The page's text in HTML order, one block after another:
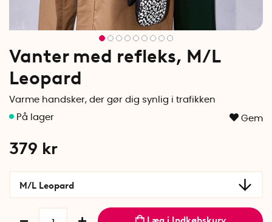
Vanter med refleks, M/L
Leopard
Varme handsker, der gør dig synlig i trafikken
Gem
379 kr
M/L Leopard